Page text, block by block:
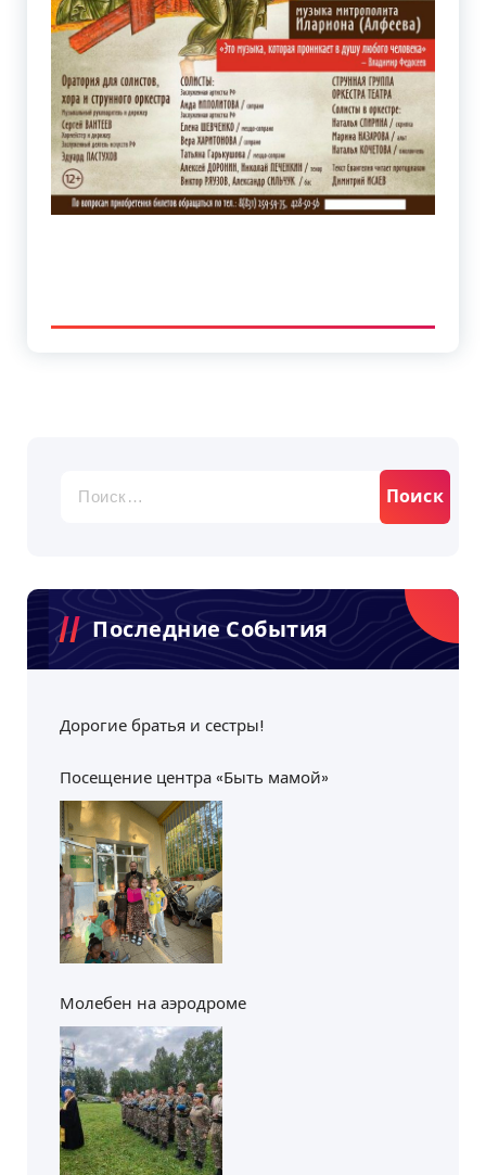
Последние События
Дорогие братья и сестры!
Посещение центра «Быть мамой»
Молебен на аэродроме